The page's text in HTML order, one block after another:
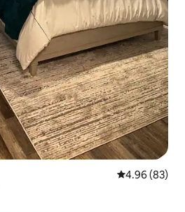
औसत रेटिंग 5 में
4.96 (83)